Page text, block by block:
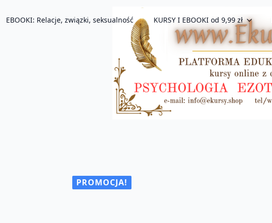
EBOOKI: Relacje, związki, seksualność KURSY I EBOOKI od 9,99 zł
PROMOCJA!